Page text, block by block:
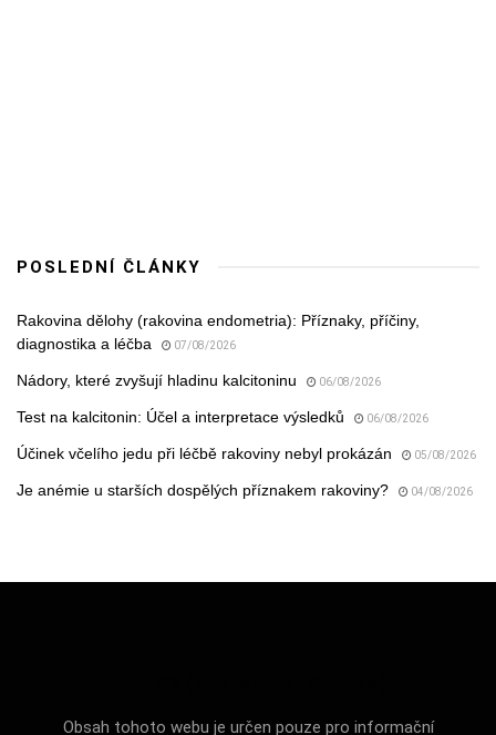
POSLEDNÍ ČLÁNKY
Rakovina dělohy (rakovina endometria): Příznaky, příčiny,
diagnostika a léčba
07/08/2026
Nádory, které zvyšují hladinu kalcitoninu 06/08/2026
Test na kalcitonin: Účel a interpretace výsledků 06/08/2026
Účinek včelího jedu při léčbě rakoviny nebyl prokázán 05/08/2026
Je anémie u starších dospělých příznakem rakoviny? 04/08/2026
Obsah tohoto webu je určen pouze pro informační